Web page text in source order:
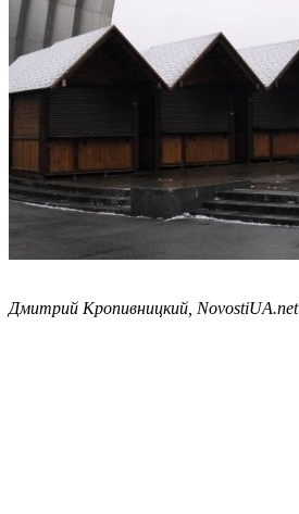
Дмитрий Кропивницкий, NovostiUA.net